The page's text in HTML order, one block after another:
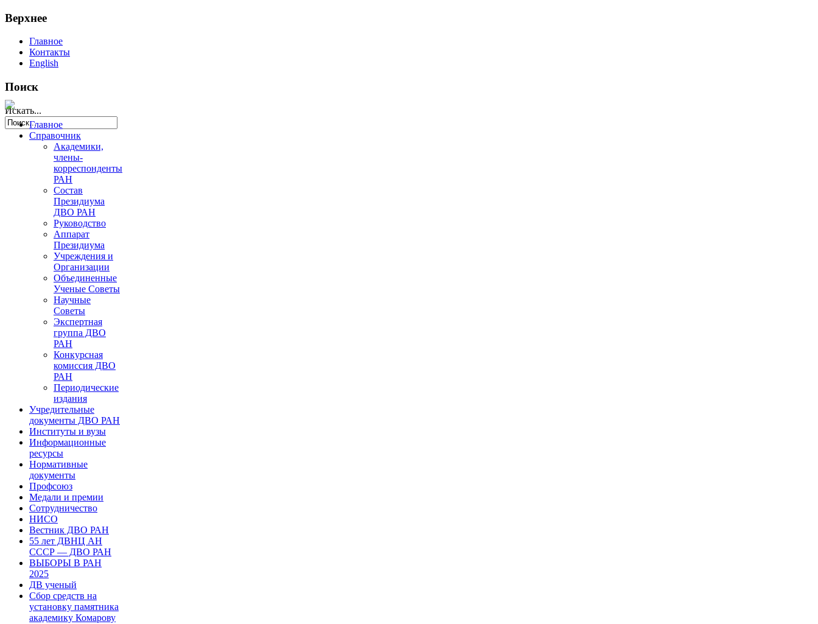
Верхнее
Главное
Контакты
English
Поиск
Искать...
Главное
Справочник
Академики,
члены-
корреспонденты
РАН
Состав
Президиума
ДВО РАН
Руководство
Аппарат
Президиума
Учреждения и
Организации
Объединенные
Ученые Советы
Научные
Советы
Экспертная
группа ДВО
РАН
Конкурсная
комиссия ДВО
РАН
Периодические
издания
Учредительные
документы ДВО РАН
Институты и вузы
Информационные
ресурсы
Нормативные
документы
Профсоюз
Медали и премии
Сотрудничество
НИСО
Вестник ДВО РАН
55 лет ДВНЦ АН
СССР — ДВО РАН
ВЫБОРЫ В РАН
2025
ДВ ученый
Сбор средств на
установку памятника
академику Комарову